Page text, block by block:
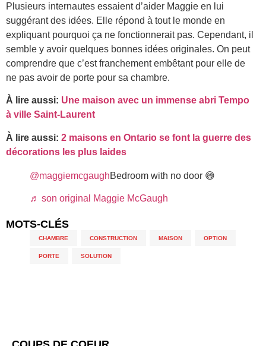
Plusieurs internautes essaient d’aider Maggie en lui
suggérant des idées. Elle répond à tout le monde en
expliquant pourquoi ça ne fonctionnerait pas. Cependant, il
semble y avoir quelques bonnes idées originales. On peut
comprendre que c’est franchement embêtant pour elle de
ne pas avoir de porte pour sa chambre.
À lire aussi: Une maison avec un immense abri Tempo
à ville Saint-Laurent
À lire aussi: 2 maisons en Ontario se font la guerre des
décorations les plus laides
@maggiemcgaughBedroom with no door 😅
♬ son original Maggie McGaugh
MOTS-CLÉS
CHAMBRE CONSTRUCTION MAISON OPTION
PORTE SOLUTION